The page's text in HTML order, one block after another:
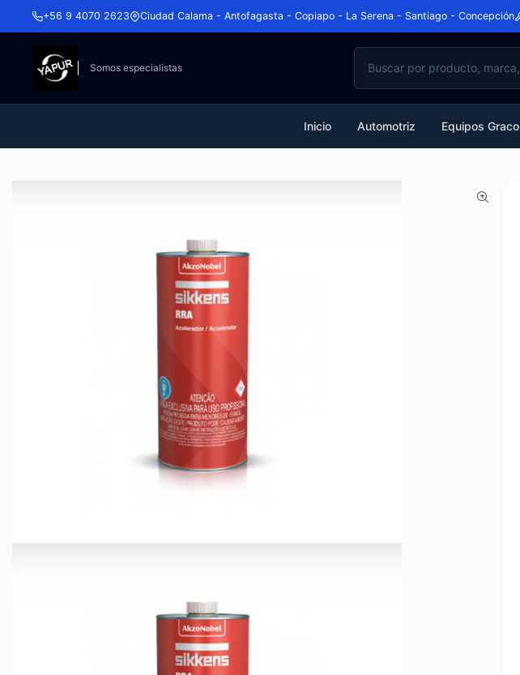
+56 9 4070 2623 Ciudad Calama - Antofagasta - Copiapo - La Serena - Santiago - Concepción
Somos especialistas
Inicio Automotriz Equipos Graco